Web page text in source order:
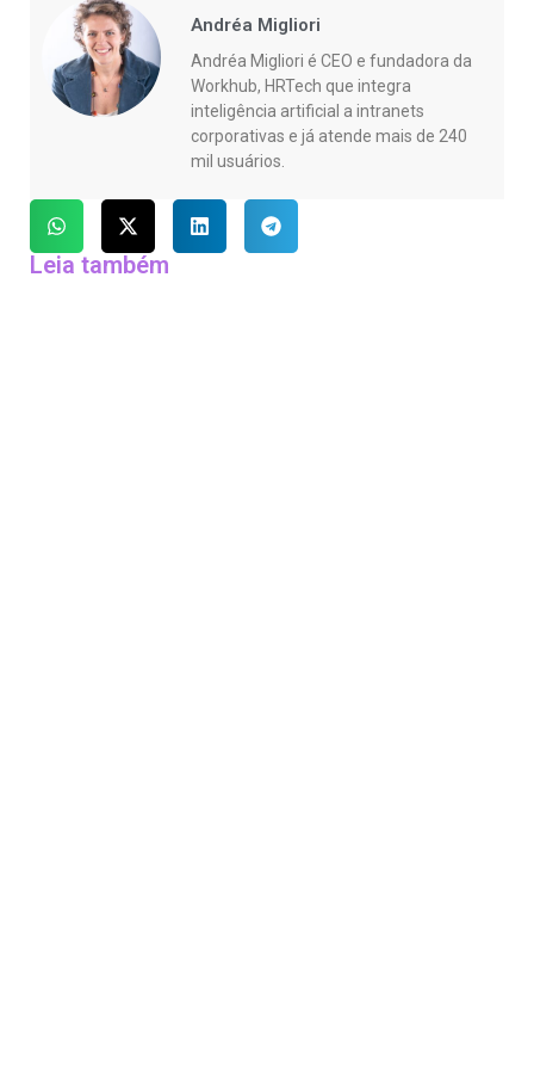
Andréa Migliori
Andréa Migliori é CEO e fundadora da
Workhub, HRTech que integra
inteligência artificial a intranets
corporativas e já atende mais de 240
mil usuários.
Leia também